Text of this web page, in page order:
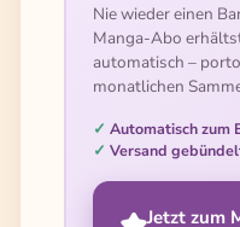
Nie wieder einen
Manga-Abo
automatisch –
monatlichen
Automatisch zum
Versand
Jetzt zum